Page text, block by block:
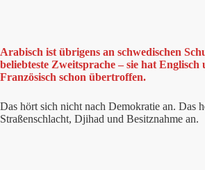
Arabisch ist übrigens an schwedischen
beliebteste Zweitsprache – sie hat Englisch
Französisch schon übertroffen.
Das hört sich nicht nach Demokratie an. Das
Straßenschlacht, Djihad und Besitznahme an.